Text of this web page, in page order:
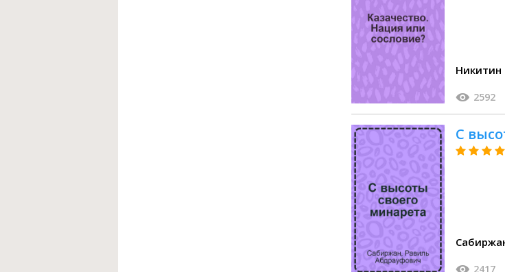
Никитин
2592
С
2417